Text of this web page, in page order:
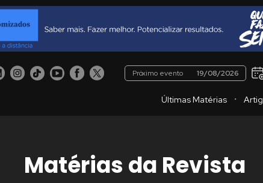
Próximo evento 19/08/2026
Últimas Matérias ・
Matérias da Revista